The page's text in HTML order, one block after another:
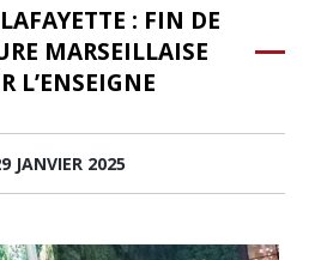
: FIN DE
MARSEILLAISE
L’ENSEIGNE
JANVIER 2025